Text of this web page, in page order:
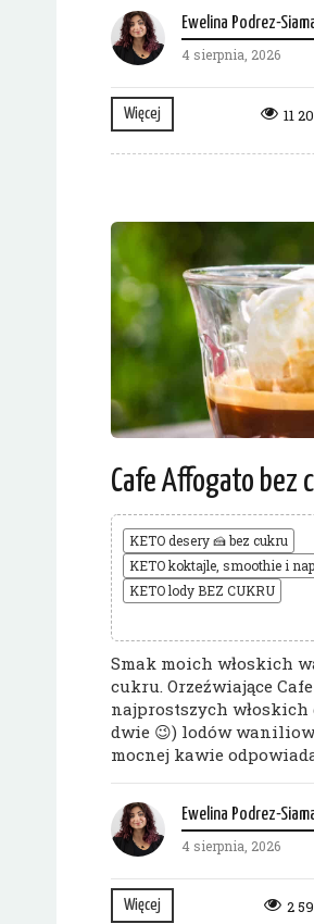
Ewelina Podrez-
4 sierpnia, 2026
Więcej 11
Cafe Affogato bez
KETO desery 🍰 bez cukru
KETO koktajle, smoothie i
KETO lody BEZ CUKRU
Smak moich włoskich
cukru. Orzeźwiające
najprostszych włoskich
dwie 😉) lodów
mocnej kawie
Ewelina Podrez-
4 sierpnia, 2026
Więcej 2